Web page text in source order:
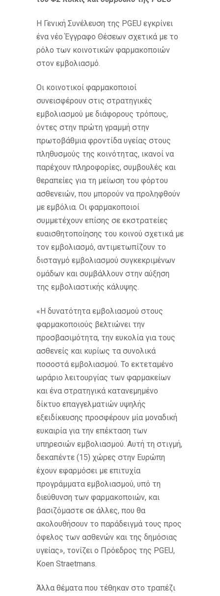
Η Γενική Συνέλευση της PGEU εγκρίνει
ένα νέο Έγγραφο Θέσεων σχετικά με το
ρόλο των κοινοτικών φαρμακοποιών
στον εμβολιασμό.
Οι κοινοτικοί φαρμακοποιοί
συνεισφέρουν στις στρατηγικές
εμβολιασμού με διάφορους τρόπους,
όντες στην πρώτη γραμμή στην
πρωτοβάθμια φροντίδα υγείας στους
πληθυσμούς της κοινότητας, ικανοί να
παρέχουν πληροφορίες, συμβουλές και
θεραπείες για τη μείωση του φόρτου
ασθενειών, που μπορούν να προληφθούν
με εμβόλια. Οι φαρμακοποιοί
συμμετέχουν επίσης σε εκστρατείες
ευαισθητοποίησης του κοινού σχετικά με
τον εμβολιασμό, αντιμετωπίζουν το
δισταγμό εμβολιασμού συγκεκριμένων
ομάδων και συμβάλλουν στην αύξηση
της εμβολιαστικής κάλυψης.
«Η δυνατότητα εμβολιασμού στους
φαρμακοποιούς βελτιώνει την
προσβασιμότητα, την ευκολία για τους
ασθενείς και κυρίως τα συνολικά
ποσοστά εμβολιασμού. Το εκτεταμένο
ωράριο λειτουργίας των φαρμακείων
και ένα στρατηγικά κατανεμημένο
δίκτυο επαγγελματιών υψηλής
εξειδίκευσης προσφέρουν μία μοναδική
ευκαιρία για την επέκταση των
υπηρεσιών εμβολιασμού. Αυτή τη στιγμή,
δεκαπέντε (15) χώρες στην Ευρώπη
έχουν εφαρμόσει με επιτυχία
προγράμματα εμβολιασμού, υπό τη
διεύθυνση των φαρμακοποιών, και
βασιζόμαστε σε άλλες, που θα
ακολουθήσουν το παράδειγμά τους προς
όφελος των ασθενών και της δημόσιας
υγείας», τονίζει ο Πρόεδρος της PGEU,
Koen Straetmans.
Άλλα θέματα που τέθηκαν στο τραπέζι